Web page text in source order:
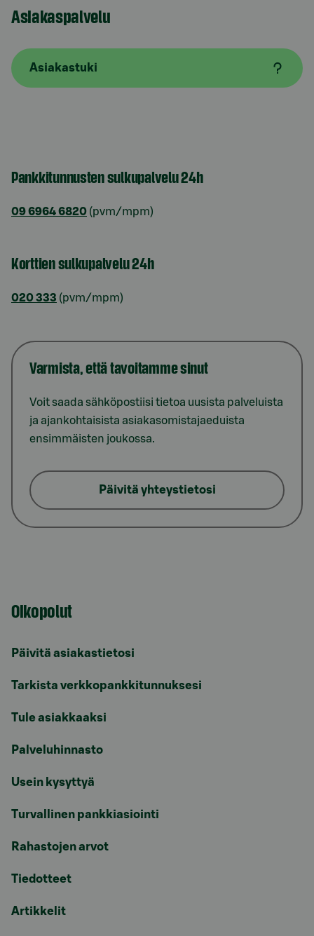
Asiakaspalvelu
Asiakastuki
Pankkitunnusten sulkupalvelu 24h
09 6964 6820 (pvm/mpm)
Korttien sulkupalvelu 24h
020 333 (pvm/mpm)
Varmista, että tavoitamme sinut
Voit saada sähköpostiisi tietoa uusista palveluista
ja ajankohtaisista asiakasomistajaeduista
ensimmäisten joukossa.
Päivitä yhteystietosi
Oikopolut
Päivitä asiakastietosi
Tarkista verkkopankkitunnuksesi
Tule asiakkaaksi
Palveluhinnasto
Usein kysyttyä
Turvallinen pankkiasiointi
Rahastojen arvot
Tiedotteet
Artikkelit